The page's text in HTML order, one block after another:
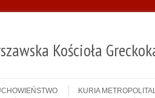
Kościoła
KURIA